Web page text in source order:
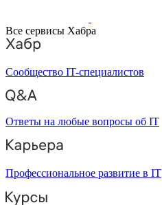
Все сервисы Хабра
Сообщество IT-специалистов
Ответы на любые вопросы об IT
Профессиональное развитие в IT